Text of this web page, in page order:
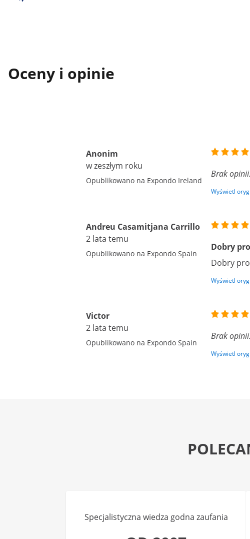
Oceny i opinie
Anonim
w zeszłym roku
Opublikowano na Expondo Ireland
Brak opinii.
Wyświetl
Andreu Casamitjana Carrillo
2 lata temu
Opublikowano na Expondo Spain
Dobry
Dobry
Wyświetl
Victor
2 lata temu
Opublikowano na Expondo Spain
Brak opinii.
Wyświetl
Specjalistyczna wiedza godna zaufania